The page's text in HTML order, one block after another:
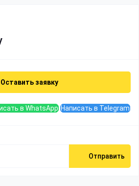
Оставить заявку
в WhatsApp Написать в Telegram
Отправить